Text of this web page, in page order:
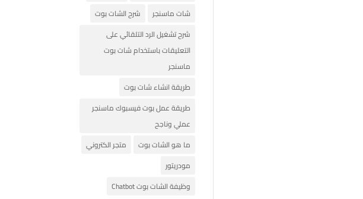
شات ماسنجر
شرح الشات بوت
شرح تشغيل الرد التلقائي على
التعليقات باستخدام شات بوت
ماسنجر
طريقة انشاء شات بوت
طريقة عمل بوت فيسبوك ماسنجر
عملي وناجح
ما هو الشات بوت
متجر الكتروني
مودريتور
وظيفة الشات بوت Chatbot